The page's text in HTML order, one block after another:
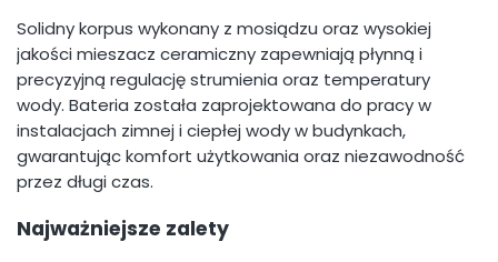
Solidny korpus wykonany z mosiądzu oraz wysokiej
jakości mieszacz ceramiczny zapewniają płynną i
precyzyjną regulację strumienia oraz temperatury
wody. Bateria została zaprojektowana do pracy w
instalacjach zimnej i ciepłej wody w budynkach,
gwarantując komfort użytkowania oraz niezawodność
przez długi czas.
Najważniejsze zalety